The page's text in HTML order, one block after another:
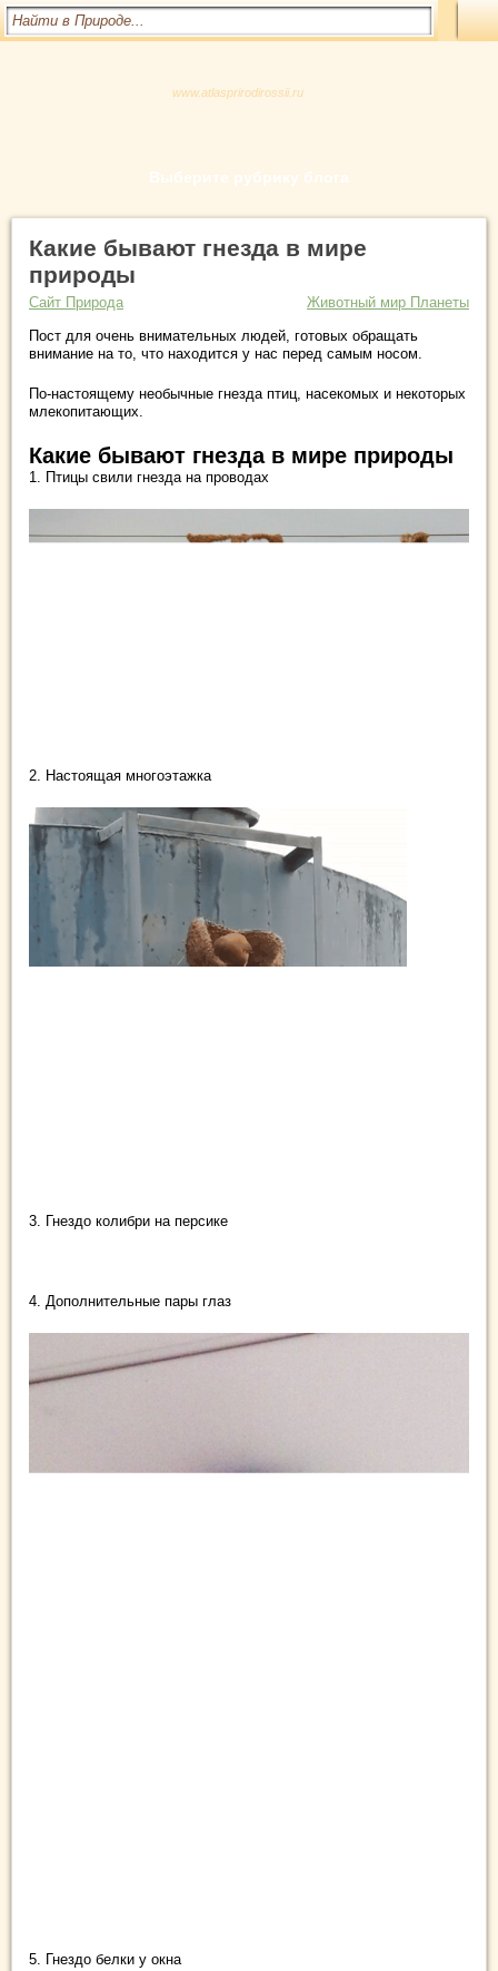
www.atlasprirodirossii.ru
Выберите рубрику блога
Какие бывают гнезда в мире
природы
Сайт Природа
Животный мир Планеты
Пост для очень внимательных людей, готовых обращать
внимание на то, что находится у нас перед самым носом.
По-настоящему необычные гнезда птиц, насекомых и некоторых
млекопитающих.
Какие бывают гнезда в мире природы
1. Птицы свили гнезда на проводах
2. Настоящая многоэтажка
3. Гнездо колибри на персике
4. Дополнительные пары глаз
5. Гнездо белки у окна